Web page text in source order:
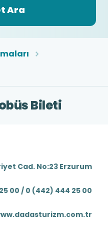
Ara
Bileti
Cad. No:23 Erzurum
00 / 0 (442) 444 25 00